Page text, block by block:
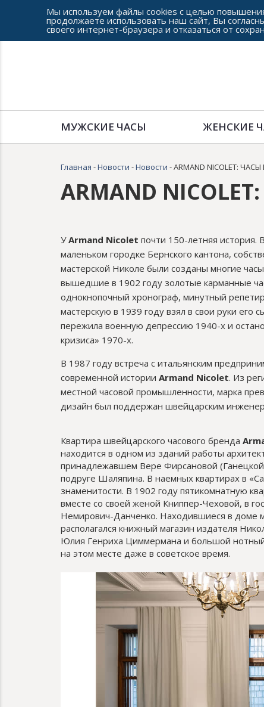
Сеть часовых салонов г. Челябинска
МУЖСКИЕ ЧАСЫ ЖЕНСКИЕ
Главная -Новости -Новости - ARMAND NICOLET:
ARMAND
УArmand Nicolet почти 150-летняя
маленьком городке Бернского кантона,
мастерской Николе были созданы многие
вышедшие в 1902 году золотые карманные
однокнопочный хронограф, минутный
мастерскую в 1939 году взял в свои руки его
пережила военную депрессию 1940-х и
кризиса» 1970-х.
В 1987 году встреча с итальянским
современной истории Armand Nicolet. Из
местной часовой промышленности, марка
дизайн был поддержан швейцарским
Квартира швейцарского часового бренда
находится в одном из зданий работы
принадлежавшем Вере Фирсановой
подруге Шаляпина. В наемных квартирах в
знаменитости. В 1902 году пятикомнатную
вместе со своей женой Книппер-Чеховой, в
Немирович-Данченко. Находившиеся в доме
располагался книжный магазин издателя
Юлия Генриха Циммермана и большой
на этом месте даже в советское время.
Мы используем файлы cookies с целью
продолжаете использовать наш сайт, Вы
своего интернет-браузера и отказаться от